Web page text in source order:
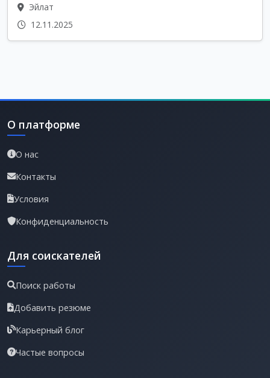
Эйлат
12.11.2025
О платформе
О нас
Контакты
Условия
Конфиденциальность
Для соискателей
Поиск работы
Добавить резюме
Карьерный блог
Частые вопросы